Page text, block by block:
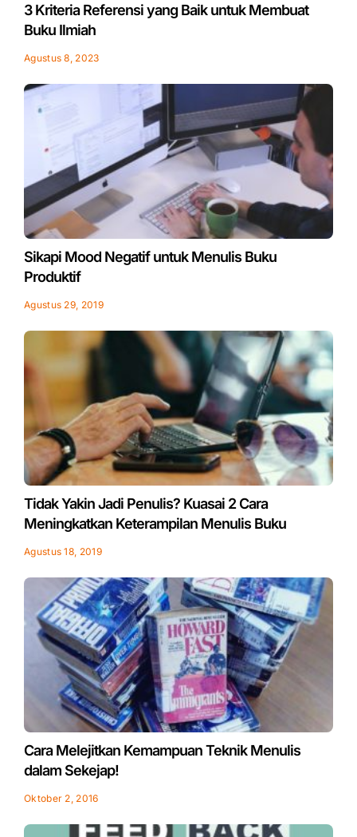
3 Kriteria Referensi yang Baik untuk Membuat
Buku Ilmiah
Agustus 8, 2023
Sikapi Mood Negatif untuk Menulis Buku
Produktif
Agustus 29, 2019
Tidak Yakin Jadi Penulis? Kuasai 2 Cara
Meningkatkan Keterampilan Menulis Buku
Agustus 18, 2019
Cara Melejitkan Kemampuan Teknik Menulis
dalam Sekejap!
Oktober 2, 2016